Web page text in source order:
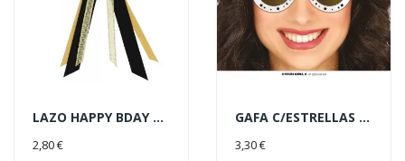
LAZO HAPPY BDAY ORO/NEGRO
2,80 €
GAFA C/ESTRELLAS Nº50
3,30 €